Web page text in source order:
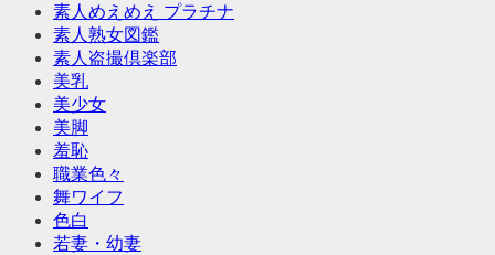
素人めえめえ プラチナ
素人熟女図鑑
素人盗撮倶楽部
美乳
美少女
美脚
羞恥
職業色々
舞ワイフ
色白
若妻・幼妻